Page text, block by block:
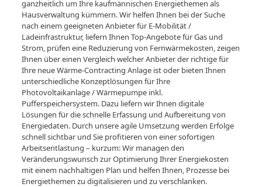
ganzheitlich um Ihre kaufmännischen Energiethemen als
Hausverwaltung kümmern. Wir helfen Ihnen bei der Suche
nach einem geeigneten Anbieter für E-Mobilität /
Ladeinfrastruktur, liefern Ihnen Top-Angebote für Gas und
Strom, prüfen eine Reduzierung von Fernwärmekosten, zeigen
Ihnen über einen Vergleich welcher Anbieter der richtige für
Ihre neue Wärme-Contracting Anlage ist oder bieten Ihnen
unterschiedliche Konzeptlösungen für Ihre
Photovoltaikanlage / Wärmepumpe inkl.
Pufferspeichersystem. Dazu liefern wir Ihnen digitale
Lösungen für die schnelle Erfassung und Aufbereitung von
Energiedaten. Durch unsere agile Umsetzung werden Erfolge
schnell sichtbar und Sie profitieren von einer sofortigen
Arbeitsentlastung – kurzum: Wir managen den
Veränderungswunsch zur Optimierung Ihrer Energiekosten
mit einem nachhaltigen Plan und helfen Ihnen, Prozesse bei
Energiethemen zu digitalisieren und zu verschlanken.